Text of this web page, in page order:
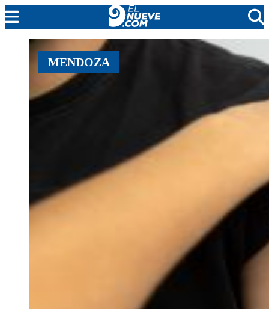
EL NUEVE
SOCIEDAD
POLÍTICA
MENDOZA